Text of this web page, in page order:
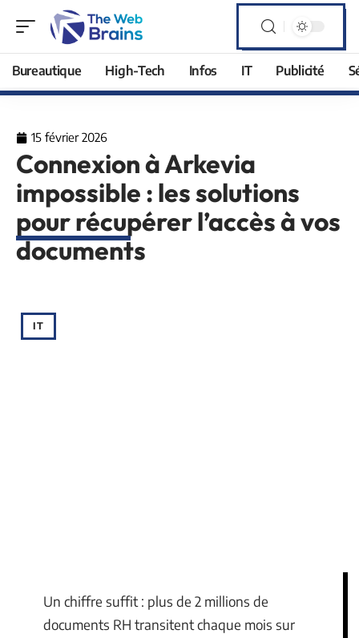
Bureautique High-Tech Infos IT Publicité
15 février 2026
Connexion à Arkevia
impossible : les solutions
pour récupérer l’accès à vos
documents
IT
Un chiffre suffit : plus de 2 millions de
documents RH transitent chaque mois sur